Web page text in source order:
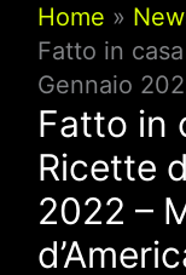
Home
Fatto in
Gennaio
Fatto in
Ricette
2022 –